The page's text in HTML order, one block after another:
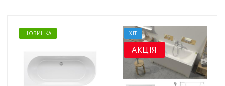
НОВИНКА ХІТ
АКЦІЯ